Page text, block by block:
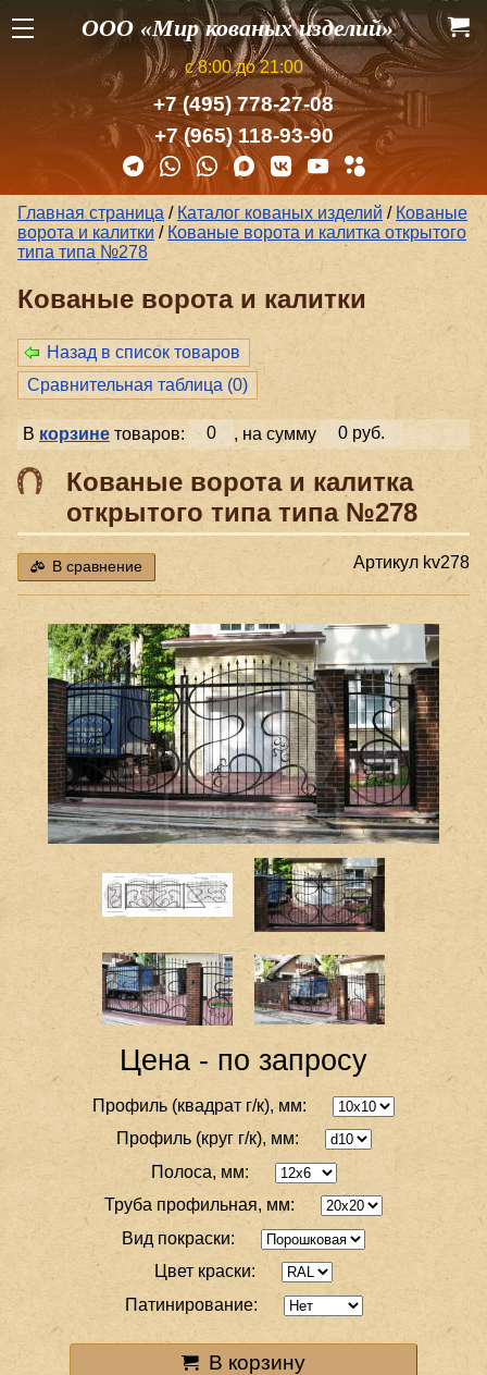
ООО «Мир кованых изделий»
с 8:00 до 21:00
+7 (495) 778-27-08
+7 (965) 118-93-90
Главная страница / Каталог кованых изделий / Кованые
ворота и калитки / Кованые ворота и калитка открытого
типа типа №278
Кованые ворота и калитки
Назад в список товаров
Сравнительная таблица (0)
В корзинетоваров: 0 , на сумму 0 руб.
Кованые ворота и калитка
открытого типа типа №278
В сравнение Артикул kv278
Цена - по запросу
Профиль (квадрат г/к), мм:
Профиль (круг г/к), мм:
Полоса, мм:
Труба профильная, мм:
Вид покраски:
Цвет краски:
Патинирование:
В корзину